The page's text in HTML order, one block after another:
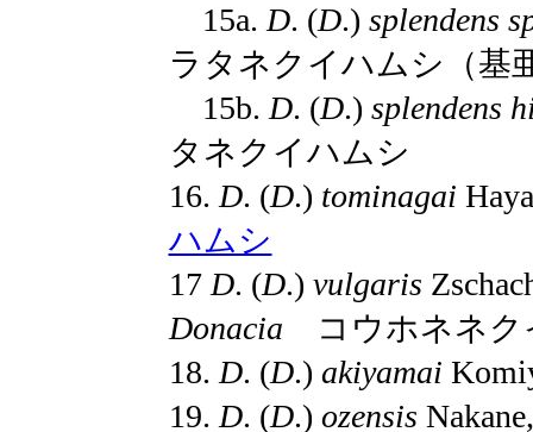
15a. D. (D.) splendens
ラタネクイハムシ（基
15b. D. (D.) splendens
タネクイハムシ
16. D. (D.) tominagai
ハムシ
17 D. (D.) vulgaris
Donacia
コウホネネ
18. D. (D.) akiyamai
19. D. (D.) ozensis